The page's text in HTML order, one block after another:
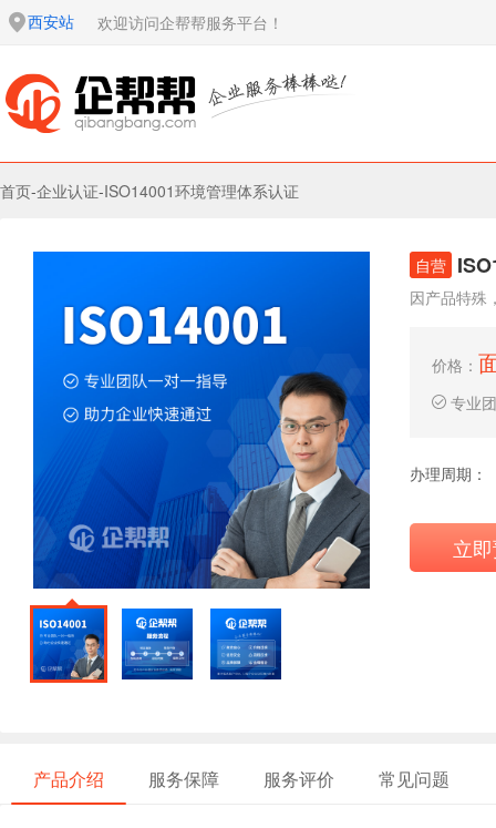
西安站 欢迎访问企帮帮服务平台！
首页-企业认证-ISO14001环境管理体系认证
自营
因产品特殊
价格：
专业
办理周期：
立
产品介绍 服务保障 服务评价 常见问题